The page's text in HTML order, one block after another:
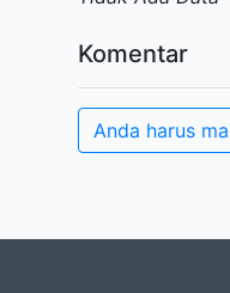
Komentar
Anda harus